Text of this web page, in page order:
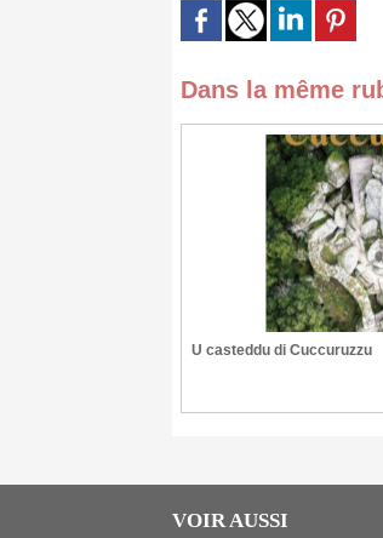
Dans la même
U casteddu di Cuccuruzzu
VOIR AUSSI